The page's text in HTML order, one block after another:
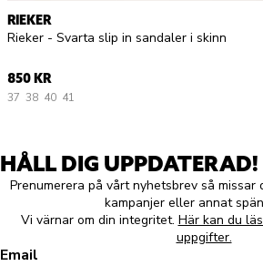
RIEKER
Rieker - Svarta slip in sandaler i skinn
850 KR
37 38 40 41
HÅLL DIG UPPDATERAD!
Prenumerera på vårt nyhetsbrev så missar
kampanjer eller annat
Vi värnar om din integritet. Här kan du
uppgifter.
Email